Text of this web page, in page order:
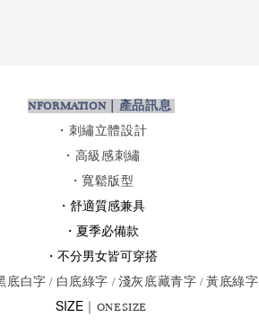
NFORMATION｜產品訊息
・ 刺繡立體設計
・高級感刺繡
・寬鬆版型
・舒適質感兼具
・夏季必備款
・不分男女皆可穿搭
底白字 / 白底綠字 / 淺灰底藏青字 / 黃底綠字
SIZE ｜ONESIZE